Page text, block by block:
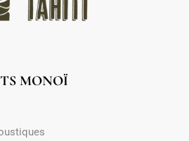
MONOÏ